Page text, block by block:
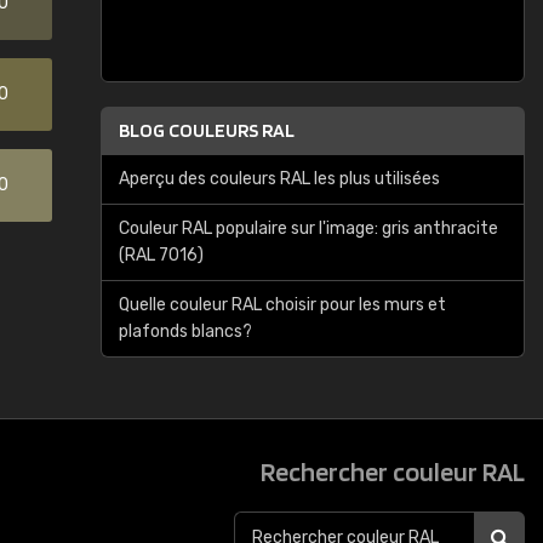
BLOG COULEURS RAL
Aperçu des couleurs RAL les plus utilisées
Couleur RAL populaire sur l'image: gris anthracite
(RAL 7016)
Quelle couleur RAL choisir pour les murs et
plafonds blancs?
Rechercher couleur RAL